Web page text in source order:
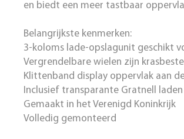
en biedt een meer tastbaar
Belangrijkste kenmerken:
3-koloms lade-opslagunit geschikt
Vergrendelbare wielen zijn
Klittenband display oppervlak aan
Inclusief transparante Gratnell laden
Gemaakt in het Verenigd Koninkrijk
Volledig gemonteerd